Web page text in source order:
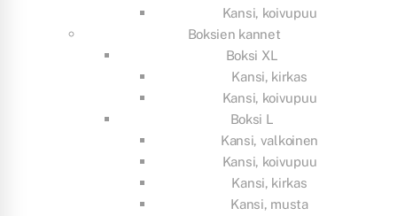
Kansi, koivupuu
Boksien kannet
Boksi XL
Kansi, kirkas
Kansi, koivupuu
Boksi L
Kansi, valkoinen
Kansi, koivupuu
Kansi, kirkas
Kansi, musta